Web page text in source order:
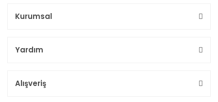
Kurumsal
Yardım
Alışveriş